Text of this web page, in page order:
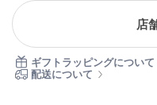
ビヨンドクローゼット
Calvin Klein
店
ギフトラッピングについて
配送について